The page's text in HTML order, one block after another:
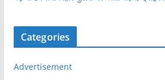
Categories
Advertisement